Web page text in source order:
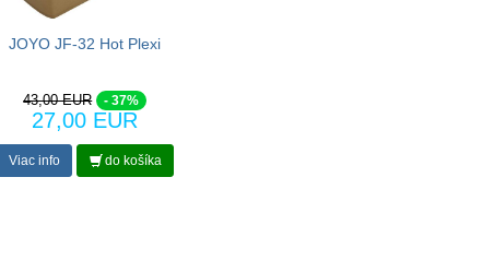
JOYO JF-32 Hot Plexi
43,00 EUR - 37%
27,00 EUR
Viac info do košíka